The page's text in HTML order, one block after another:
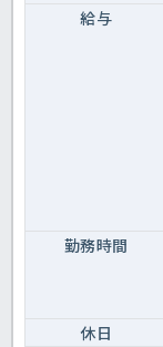
給与
勤務時間
休日